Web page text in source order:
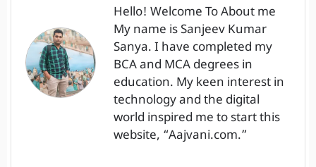
Hello! Welcome To About me
My name is Sanjeev Kumar
Sanya. I have completed my
BCA and MCA degrees in
education. My keen interest in
technology and the digital
world inspired me to start this
website, “Aajvani.com.”